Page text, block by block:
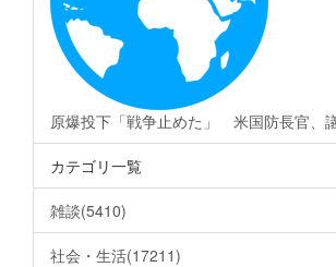
原爆投下「戦争止めた」 米国防長官、
カテゴリ一覧
雑談(5410)
社会・生活(17211)